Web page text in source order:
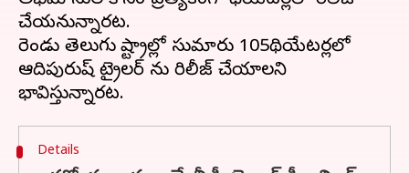
చేయనున్నారట.
రెండు తెలుగు రాష్ట్రాల్లో సుమారు 105థియేటర్లలో
ఆదిపురుష్ ట్రైలర్ ను రిలీజ్ చేయాలని
Details